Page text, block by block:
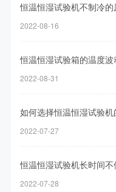
恒温恒湿试验机不制冷
2022-08-16
恒温恒湿试验箱的温度
2022-08-31
如何选择恒温恒湿试验机
2022-07-27
恒温恒湿试验机长时间
2022-07-28